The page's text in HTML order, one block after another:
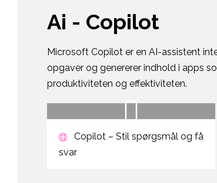
Ai - Copilot
Microsoft Copilot er en AI-assistent
opgaver og genererer indhold i apps
produktiviteten og effektiviteten.
Copilot – Stil spørgsmål og få
svar